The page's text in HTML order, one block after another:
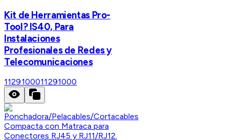
Kit de Herramientas Pro-
Tool? IS40, Para
Instalaciones
Profesionales de Redes y
Telecomunicaciones
1129100011291000